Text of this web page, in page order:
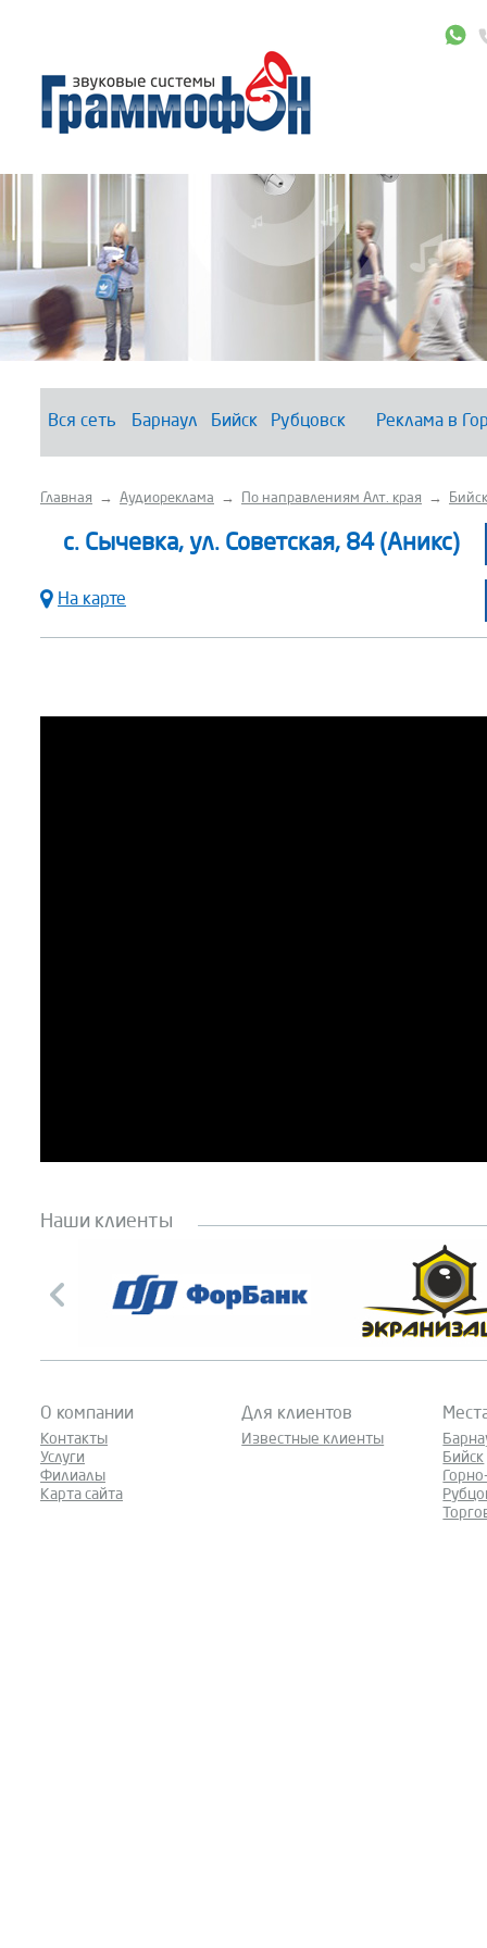
Вся сеть Барнаул Бийск Рубцовск Реклама в
Главная → Аудиореклама → По направлениям Алт. края →
с. Сычевка, ул. Советская, 84 (Аникс)
На карте
Наши клиенты
О компании
Контакты
Услуги
Филиалы
Карта сайта
Для клиентов
Известные клиенты
Бийск